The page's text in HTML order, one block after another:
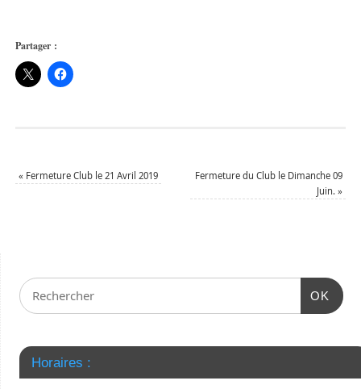
Partager :
« Fermeture Club le 21 Avril 2019
Fermeture du Club le Dimanche 09
Juin.»
OK
Horaires :